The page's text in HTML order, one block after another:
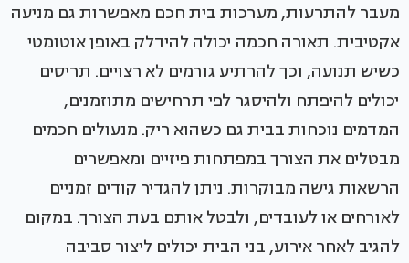
מעבר להתרעות, מערכות בית חכם מאפשרות גם מניעה
אקטיבית. תאורה חכמה יכולה להידלק באופן אוטומטי
כשיש תנועה, וכך להרתיע גורמים לא רצויים. תריסים
יכולים להיפתח ולהיסגר לפי תרחישים מתוזמנים,
המדמים נוכחות בבית גם כשהוא ריק. מנעולים חכמים
מבטלים את הצורך במפתחות פיזיים ומאפשרים
הרשאות גישה מבוקרות. ניתן להגדיר קודים זמניים
לאורחים או לעובדים, ולבטל אותם בעת הצורך. במקום
להגיב לאחר אירוע, בני הבית יכולים ליצור סביבה